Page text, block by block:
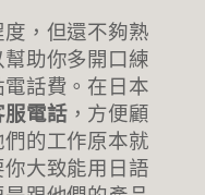
，但還不夠熟
助你多開口練
話費。在日本
服電話，方便顧
的工作原本就
大致能用日語